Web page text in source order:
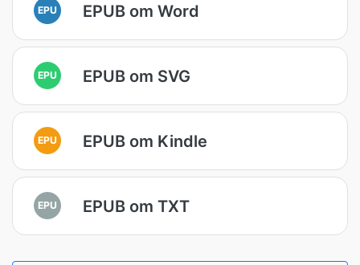
EPU EPUB om Word
EPU EPUB om SVG
EPU EPUB om Kindle
EPU EPUB om TXT